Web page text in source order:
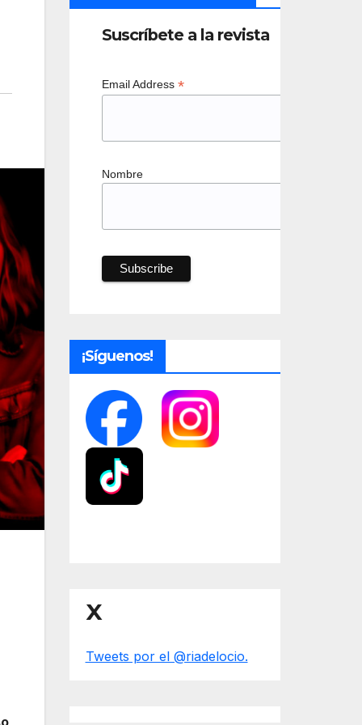
Suscríbete a la revista
Email Address *
Nombre
¡Síguenos!
X
Tweets por el @riadelocio.